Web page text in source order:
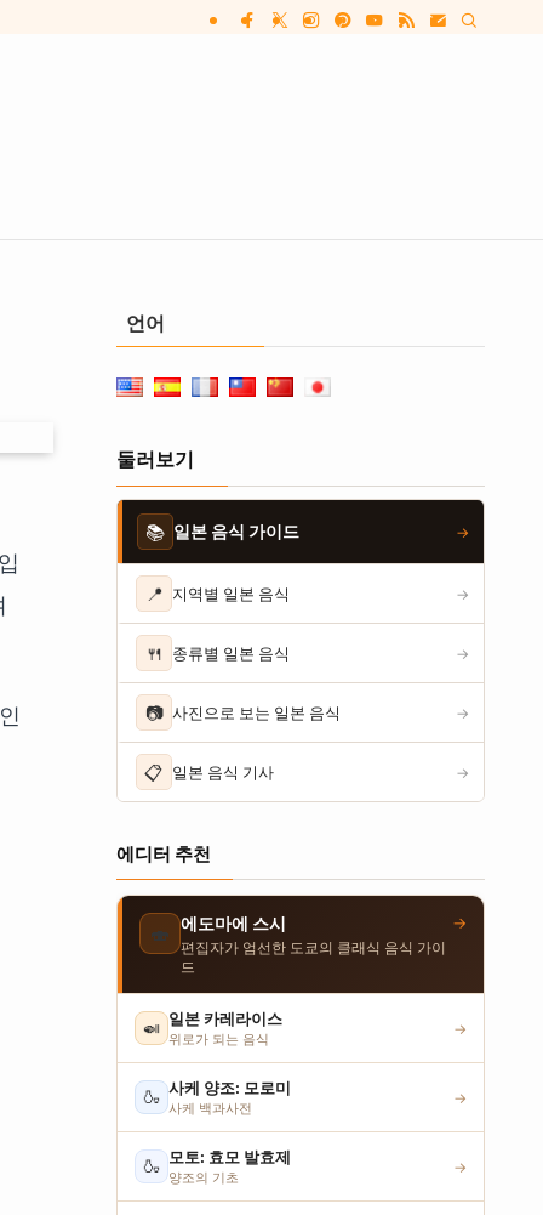
언어
둘러보기
📚 일본 음식 가이드 →
📍 지역별 일본 음식 →
🍴 종류별 일본 음식 →
📷 사진으로 보는 일본 음식 →
📋 일본 음식 기사 →
에디터 추천
🍣 에도마에 스시
편집자가 엄선한 도쿄의 클래식 음식 가이
드
→
🍛 일본 카레라이스
위로가 되는 음식
→
🍶 사케 양조: 모로미
사케 백과사전
→
🍶 모토: 효모 발효제
양조의 기초
→